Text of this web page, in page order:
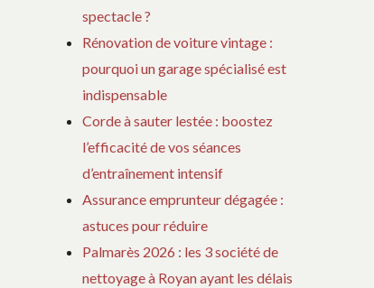
spectacle ?
Rénovation de voiture vintage :
pourquoi un garage spécialisé est
indispensable
Corde à sauter lestée : boostez
l’efficacité de vos séances
d’entraînement intensif
Assurance emprunteur dégagée :
astuces pour réduire
Palmarès 2026 : les 3 société de
nettoyage à Royan ayant les délais